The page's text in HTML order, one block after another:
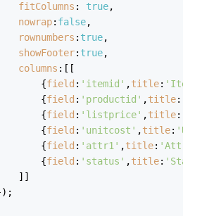
fitColumns : true,
nowrap: false,
rownumbers : true,
showFooter: true,
columns :[[
					{
field : 'itemid' ,title: 'Item
					{
field : 'productid' ,title:
					{
field : 'listprice' ,title:
					{
field : 'unitcost' ,title:
					{
field : 'attr1' ,title:
					{
field : 'status' ,title:
				]]
});